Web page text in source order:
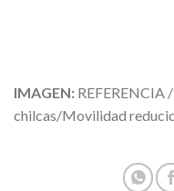
IMAGEN: REFERENCIA
chilcas/Movilidad